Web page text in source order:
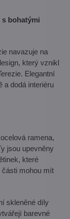
s bohatými
navazuje na
který vznikl
Elegantní
a dodá interiéru
ramena,
jsou upevněny
které
části mohou mít
skleněné díly
barevné